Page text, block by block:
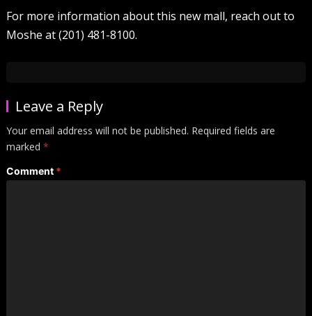
For more information about this new mall, reach out to
Moshe at (201) 481-8100.
Leave a Reply
Your email address will not be published. Required fields are
marked *
Comment *